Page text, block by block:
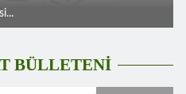
BÜLLETENİ